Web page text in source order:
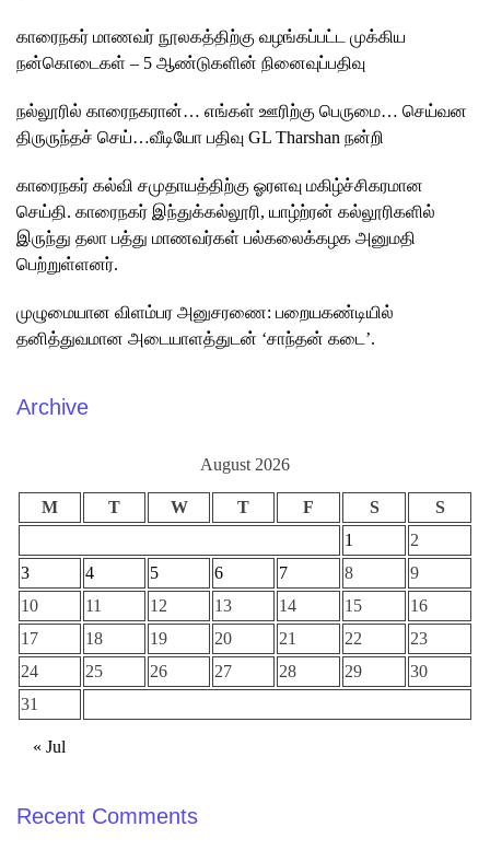
காரைநகர் மாணவர் நூலகத்திற்கு வழங்கப்பட்ட முக்கிய
நன்கொடைகள் – 5 ஆண்டுகளின் நினைவுப்பதிவு
நல்லூரில் காரைநகரான்… எங்கள் ஊரிற்கு பெருமை… செய்வன
திருருந்தச் செய்…வீடியோ பதிவு GL Tharshan நன்றி
காரைநகர் கல்வி சமுதாயத்திற்கு ஓரளவு மகிழ்ச்சிகரமான
செய்தி. காரைநகர் இந்துக்கல்லூரி, யாழ்ற்ரன் கல்லூரிகளில்
இருந்து தலா பத்து மாணவர்கள் பல்கலைக்கழக அனுமதி
பெற்றுள்ளனர்.
முழுமையான விளம்பர அனுசரணை: பறையகண்டியில்
தனித்துவமான அடையாளத்துடன் ‘சாந்தன் கடை’.
Archive
August 2026
M T W T F S
S
1
2
3
4 5 6 7 8
9
10
11 12 13 14 15
16
17
18 19 20 21 22
23
24
25 26 27 28 29
30
31
« Jul
Recent Comments